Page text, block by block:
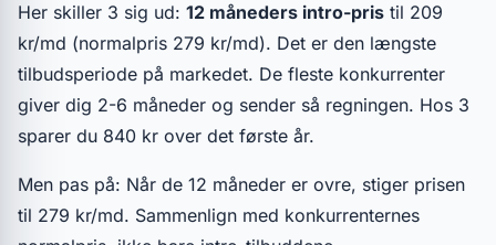
Her skiller 3 sig ud: 12 måneders intro-pris til 209
kr/md (normalpris 279 kr/md). Det er den længste
tilbudsperiode på markedet. De fleste konkurrenter
giver dig 2-6 måneder og sender så regningen. Hos 3
sparer du 840 kr over det første år.
Men pas på: Når de 12 måneder er ovre, stiger prisen
til 279 kr/md. Sammenlign med konkurrenternes